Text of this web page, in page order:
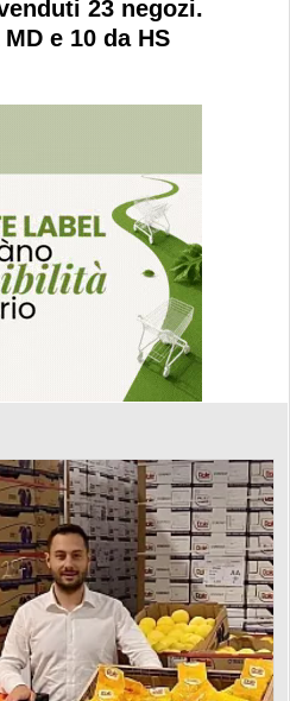
23 negozi.
e 10 da HS